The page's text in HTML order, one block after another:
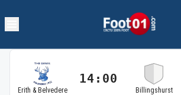
Erith & Belvedere
14:00
Billingshurst